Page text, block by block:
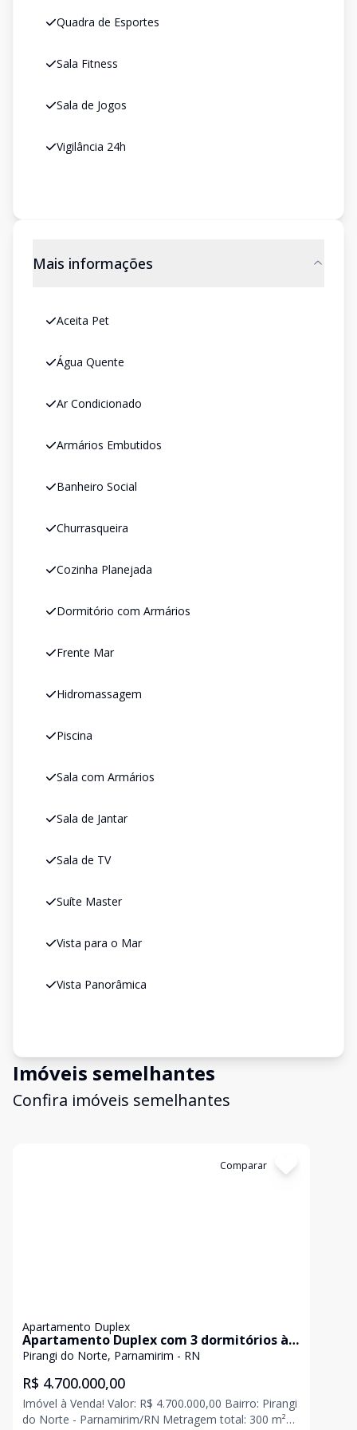
Quadra de Esportes
Sala Fitness
Sala de Jogos
Vigilância 24h
Mais informações
Aceita Pet
Água Quente
Ar Condicionado
Armários Embutidos
Banheiro Social
Churrasqueira
Cozinha Planejada
Dormitório com Armários
Frente Mar
Hidromassagem
Piscina
Sala com Armários
Sala de Jantar
Sala de TV
Suíte Master
Vista para o Mar
Vista Panorâmica
Imóveis semelhantes
Confira imóveis semelhantes
Comparar
Apartamento Duplex
Apartamento Duplex com 3 dormitórios à
venda, 300 m² por R$ 4.700.000,00 - Pirangi
Pirangi do Norte, Parnamirim - RN
R$ 4.700.000,00
Imóvel à Venda! Valor: R$ 4.700.000,00 Bairro: Pirangi
do Norte - Parnamirim/RN Metragem total: 300 m²